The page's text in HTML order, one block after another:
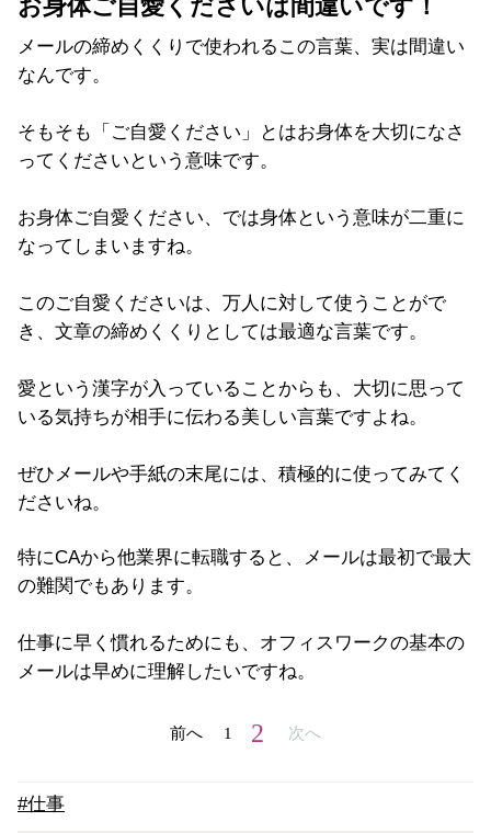
お身体ご自愛くださいは間違いです！
メールの締めくくりで使われるこの言葉、実は間違い
なんです。
そもそも「ご自愛ください」とはお身体を大切になさ
ってくださいという意味です。
お身体ご自愛ください、では身体という意味が二重に
なってしまいますね。
このご自愛くださいは、万人に対して使うことがで
き、文章の締めくくりとしては最適な言葉です。
愛という漢字が入っていることからも、大切に思って
いる気持ちが相手に伝わる美しい言葉ですよね。
ぜひメールや手紙の末尾には、積極的に使ってみてく
ださいね。
特にCAから他業界に転職すると、メールは最初で最大
の難関でもあります。
仕事に早く慣れるためにも、オフィスワークの基本の
メールは早めに理解したいですね。
前へ 1 2 次へ
#仕事